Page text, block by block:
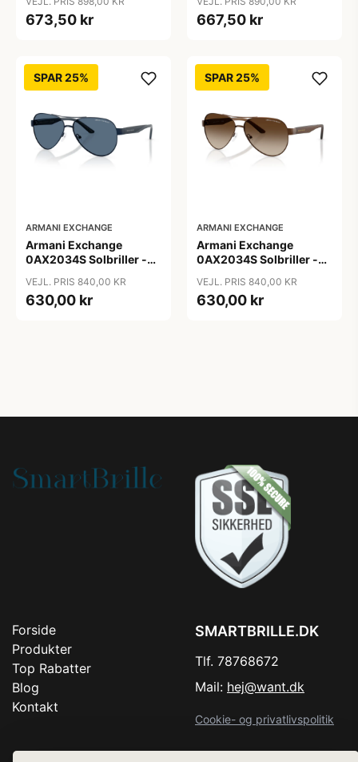
673,50 kr 667,50 kr
SPAR 25%
ARMANI EXCHANGE
Armani Exchange
0AX2034S Solbriller -
VEJL. PRIS 840,00 KR
630,00 kr
SPAR 25%
ARMANI EXCHANGE
Armani Exchange
0AX2034S Solbriller -
VEJL. PRIS 840,00 KR
630,00 kr
Forside
Produkter
Top Rabatter
Blog
Kontakt
SMARTBRILLE.DK
Tlf. 78768672
Mail: hej@want.dk
Cookie- og privatlivspolitik